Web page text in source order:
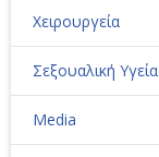
Χειρουργεία
Σεξουαλική Υγεία
Media